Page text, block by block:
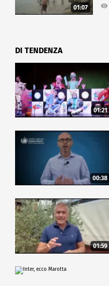
01:07
DI TENDENZA
01:21
00:38
01:59